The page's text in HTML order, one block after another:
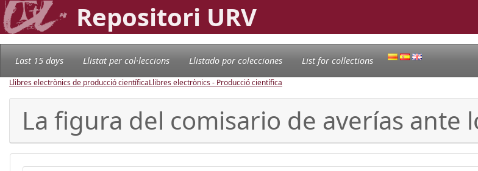
Repositori URV
Last 15 days Llistat per col·leccions Llistado por colecciones List for collections
Llibres electrònics de producció científicaLlibres electrònics - Producció científica
La figura del comisario de averías ante